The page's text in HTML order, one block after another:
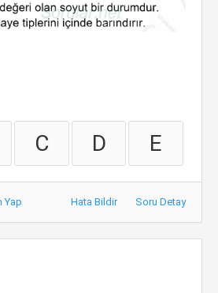
C D E
Yap Hata Bildir Soru Detay